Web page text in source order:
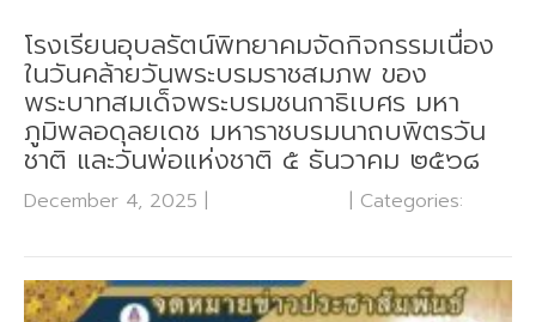
โรงเรียนอุบลรัตน์พิทยาคมจัดกิจกรรมเนื่อง
ในวันคล้ายวันพระบรมราชสมภพ ของ
พระบาทสมเด็จพระบรมชนกาธิเบศร มหา
ภูมิพลอดุลยเดช มหาราชบรมนาถบพิตรวัน
ชาติ และวันพ่อแห่งชาติ ๕ ธันวาคม ๒๕๖๘
December 4, 2025 | Categories: